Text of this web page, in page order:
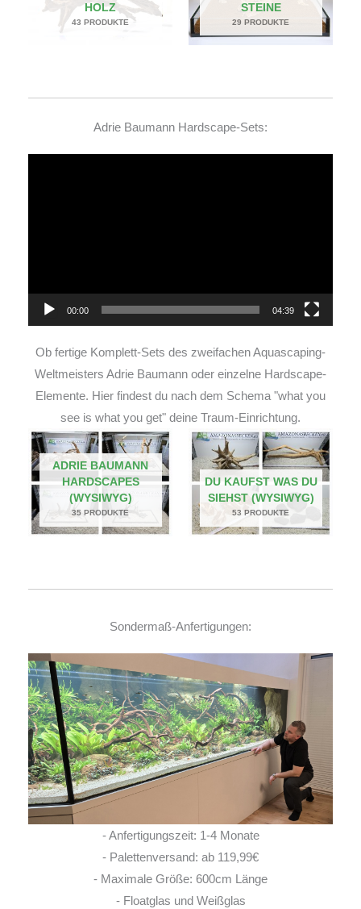
HOLZ
43 PRODUKTE
STEINE
29 PRODUKTE
Adrie Baumann Hardscape-Sets:
00:00 04:39
Ob fertige Komplett-Sets des zweifachen Aquascaping-
Weltmeisters Adrie Baumann oder einzelne Hardscape-
Elemente. Hier findest du nach dem Schema "what you
see is what you get" deine Traum-Einrichtung.
ADRIE BAUMANN
HARDSCAPES
(WYSIWYG)
35 PRODUKTE
DU KAUFST WAS DU
SIEHST (WYSIWYG)
53 PRODUKTE
Sondermaß-Anfertigungen:
- Anfertigungszeit: 1-4 Monate
- Palettenversand: ab 119,99€
- Maximale Größe: 600cm Länge
- Floatglas und Weißglas